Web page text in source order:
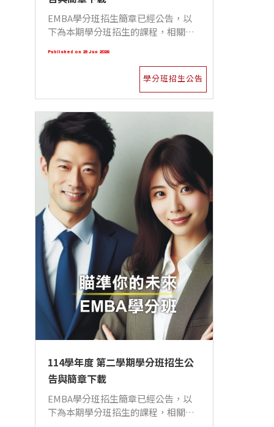
EMBA學分班招生簡章已經公告，以
下為本期學分班招生的課程，相關資
Published on 29 Jun 2026
學分班招生公告
114學年度 第二學期學分班招生公
告與簡章下載
EMBA學分班招生簡章已經公告，以
下為本期學分班招生的課程，相關資